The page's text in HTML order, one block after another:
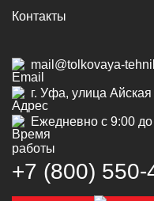
Контакты
mail@tolkovaya-
г. Уфа, улица
Ежедневно с 9:00
+7 (800)